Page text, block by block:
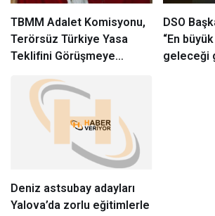
TBMM Adalet Komisyonu,
Terörsüz Türkiye Yasa
Teklifini Görüşmeye
DSO
“En
geleceği
Deniz astsubay adayları
Yalova’da zorlu eğitimlerle